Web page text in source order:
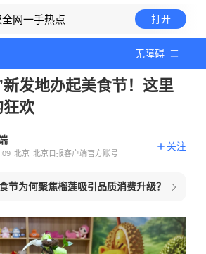
全网一手热点 打开
无障碍
发地办起美食节！这里
欢
北京 北京日报客户端官方账号
关注
节为何聚焦榴莲吸引品质消费升级？